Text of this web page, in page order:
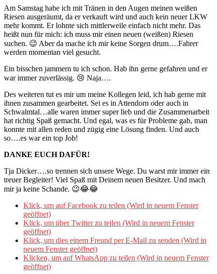
Am Samstag habe ich mit Tränen in den Augen meinen weißen
Riesen ausgeräumt, da er verkauft wird und auch kein neuer LKW
mehr kommt. Er lohnte sich mittlerweile einfach nicht mehr. Das
heißt nun für mich: ich muss mir einen neuen (weißen) Riesen
suchen. 😉 Aber da mache ich mir keine Sorgen drum….Fahrer
werden momentan viel gesucht.
Ein bisschen jammern tu ich schon. Hab ihn gerne gefahren und er
war immer zuverlässig. 😢 Naja….
Des weiteren tut es mir um meine Kollegen leid, ich hab gerne mit
ihnen zusammen gearbeitet. Sei es in Attendorn oder auch in
Schwalmtal…alle waren immer super lieb und die Zusammenarbeit
hat richtig Spaß gemacht. Und egal, was es für Probleme gab, man
konnte mit allen reden und zügig eine Lösung finden. Und auch
so….es war ein top Job!
DANKE EUCH DAFÜR!
Tja Dicker….so trennen sich unsere Wege. Du warst mir immer ein
treuer Begleiter! Viel Spaß mit Deinem neuen Besitzer. Und mach
mir ja keine Schande. 😉😂😂
Klick, um auf Facebook zu teilen (Wird in neuem Fenster
geöffnet)
Klick, um über Twitter zu teilen (Wird in neuem Fenster
geöffnet)
Klick, um dies einem Freund per E-Mail zu senden (Wird in
neuem Fenster geöffnet)
Klicken, um auf WhatsApp zu teilen (Wird in neuem Fenster
geöffnet)